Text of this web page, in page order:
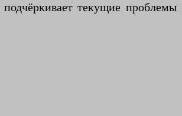
текущие